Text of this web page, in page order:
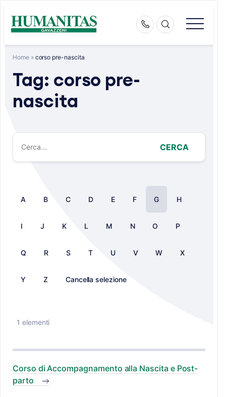
content
Home» corso pre-nascita
Tag: corso pre-
nascita
CERCA
A B C D E F G H
I J K L M N O P
Q R S T U V W X
Y Z Cancella selezione
1 elementi
Corso di Accompagnamento alla Nascita e Post-
parto